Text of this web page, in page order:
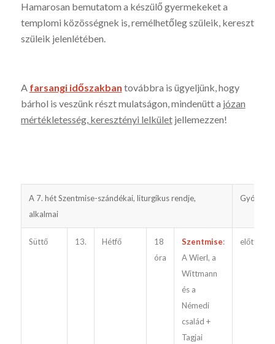
Hamarosan bemutatom a készülő gyermekeket a
templomi közösségnek is, remélhetőleg szüleik, kereszt
szüleik jelenlétében.
A farsangi időszakban továbbra is ügyeljünk, hogy
bárhol is veszünk részt mulat­ságon, mindenütt a józan
mértékletesség, keresztényi lelkületjellemezzen!
A 7. hét Szentmise-szándékai, liturgikus rendje,
alkalmai
Süttő 13. Hétfő
18
óra
Szentmise:
A Wierl, a
Wittmann
és a
Némedi
család +
Tagjai
előtte